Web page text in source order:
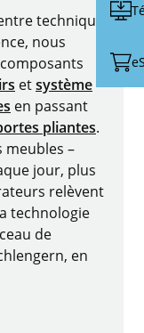
technique,
nous
etsystème
en passant
pliantes.
meubles –
jour, plus
relèvent
technologie
de
en